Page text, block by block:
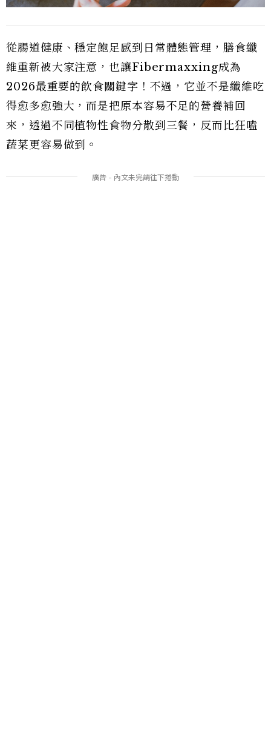
從腸道健康、穩定飽足感到日常體態管理，膳食纖
維重新被大家注意，也讓Fibermaxxing成為
2026最重要的飲食關鍵字！不過，它並不是纖維吃
得愈多愈強大，而是把原本容易不足的營養補回
來，透過不同植物性食物分散到三餐，反而比狂嗑
蔬菜更容易做到。